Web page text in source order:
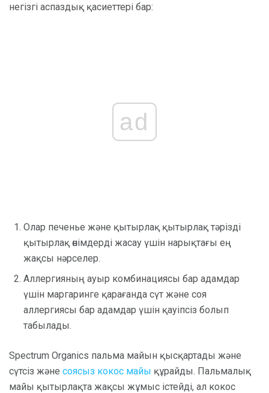
негізгі аспаздық қасиеттері бар:
ad
Олар печенье және қытырлақ қытырлақ тәрізді
қытырлақ өнімдерді жасау үшін нарықтағы ең
жақсы нәрселер.
Аллергияның ауыр комбинациясы бар адамдар
үшін маргаринге қарағанда сүт және соя
аллергиясы бар адамдар үшін қауіпсіз болып
табылады.
Spectrum Organics пальма майын қысқартады және
сүтсіз және соясыз кокос майы құрайды. Пальмалық
майы қытырлақта жақсы жұмыс істейді, ал кокос